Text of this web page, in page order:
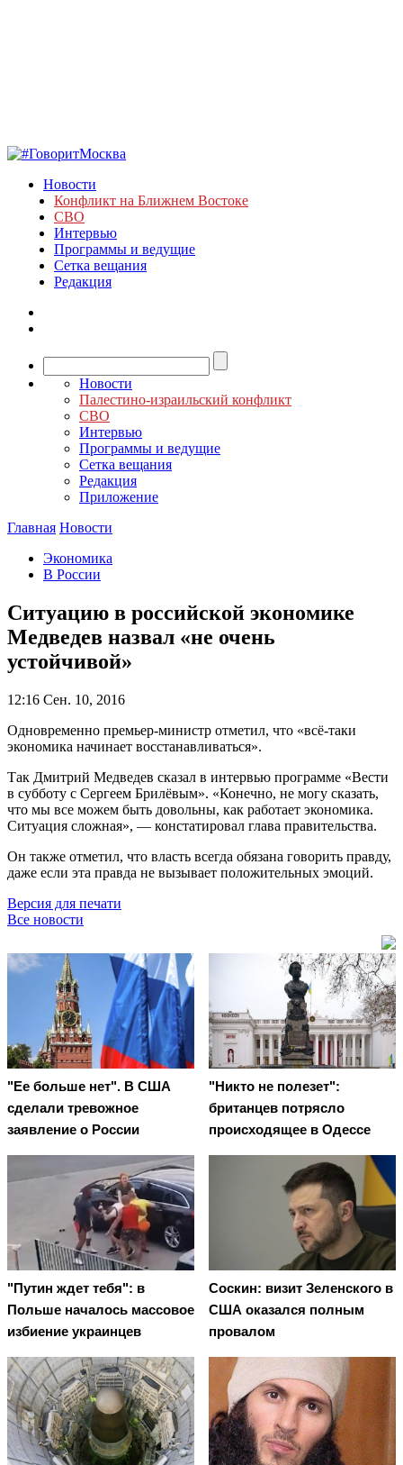
Новости
Конфликт на Ближнем Востоке
СВО
Интервью
Программы и ведущие
Сетка вещания
Редакция
Новости
Палестино-израильский конфликт
СВО
Интервью
Программы и ведущие
Сетка вещания
Редакция
Приложение
Главная Новости
Экономика
В России
Ситуацию в российской экономике
Медведев назвал «не очень
устойчивой»
12:16 Сен. 10, 2016
Одновременно премьер-министр отметил, что «всё-таки
экономика начинает восстанавливаться».
Так Дмитрий Медведев сказал в интервью программе «Вести
в субботу с Сергеем Брилёвым». «Конечно, не могу сказать,
что мы все можем быть довольны, как работает экономика.
Ситуация сложная», — констатировал глава правительства.
Он также отметил, что власть всегда обязана говорить правду,
даже если эта правда не вызывает положительных эмоций.
Версия для печати
Все новости
"Ее больше нет". В США
сделали тревожное
заявление о России
"Никто не полезет":
британцев потрясло
происходящее в Одессе
"Путин ждет тебя": в
Польше началось массовое
избиение украинцев
Соскин: визит Зеленского в
США оказался полным
провалом